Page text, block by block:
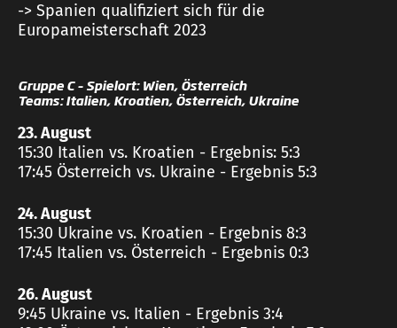
-> Spanien qualifiziert sich für die
Europameisterschaft 2023
Gruppe C – Spielort: Wien, Österreich
Teams: Italien, Kroatien, Österreich, Ukraine
23. August
15:30 Italien vs. Kroatien - Ergebnis: 5:3
17:45 Österreich vs. Ukraine - Ergebnis 5:3
24. August
15:30 Ukraine vs. Kroatien - Ergebnis 8:3
17:45 Italien vs. Österreich - Ergebnis 0:3
26. August
9:45 Ukraine vs. Italien - Ergebnis 3:4